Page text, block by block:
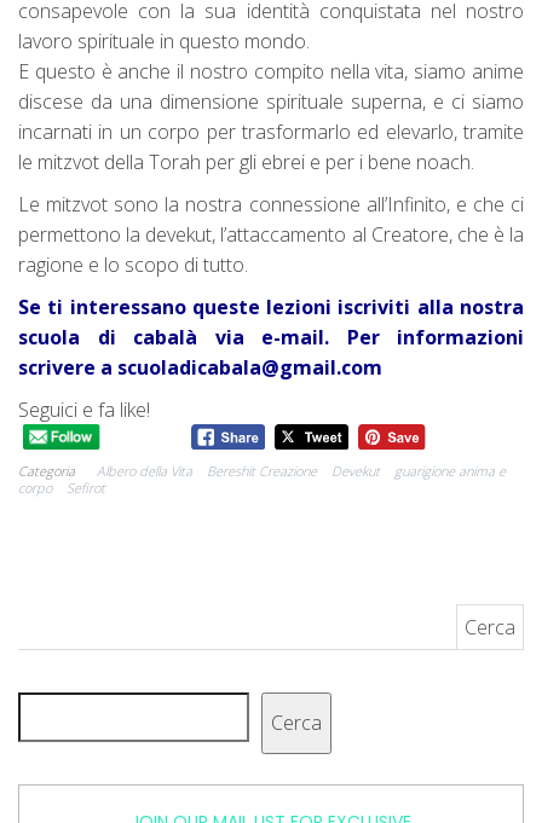
consapevole con la sua identità conquistata nel nostro
lavoro spirituale in questo mondo.
E questo è anche il nostro compito nella vita, siamo anime
discese da una dimensione spirituale superna, e ci siamo
incarnati in un corpo per trasformarlo ed elevarlo, tramite
le mitzvot della Torah per gli ebrei e per i bene noach.
Le mitzvot sono la nostra connessione all’Infinito, e che ci
permettono la devekut, l’attaccamento al Creatore, che è la
ragione e lo scopo di tutto.
Se ti interessano queste lezioni iscriviti alla nostra
scuola di cabalà via e-mail. Per informazioni
scrivere a scuoladicabala@gmail.com
Seguici e fa like!
Categoria Albero della Vita Bereshit Creazione Devekut
guarigione anima e
corpo
Sefirot
Cerca